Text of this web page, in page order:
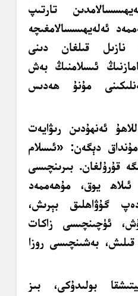
تارتىپ
ئەلەيھىسسالامغىچە
نازىل قىلغان دىنى
ئىسلامنىڭ بەش
مۇنۇ ھەدىس
ئەنھۇدىن رىۋايەت
مۇنداق دېگەن: «ئىسلام
قۇرۇلغان. بىرىنچىسى
يوق، مۇھەممەد
گۇۋاھلىق بېرىش،
ئۈچىنچىسى زاكات
بەشىنچىسى روزا
بولىدۇكى، بىز